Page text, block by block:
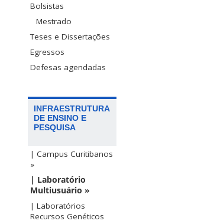
Bolsistas
Mestrado
Teses e Dissertações
Egressos
Defesas agendadas
INFRAESTRUTURA
DE ENSINO E
PESQUISA
| Campus Curitibanos
»
| Laboratório
Multiusuário »
| Laboratórios
Recursos Genéticos